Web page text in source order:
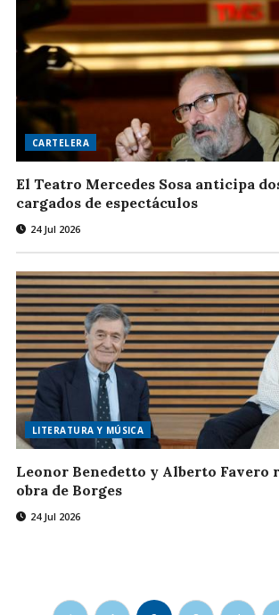
CARTELERA
El Teatro Mercedes Sosa anticipa
cargados de espectáculos
24 Jul 2026
LITERATURA Y MÚSICA
Leonor Benedetto y Alberto Favero
obra de Borges
24 Jul 2026